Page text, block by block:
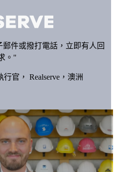
件或撥打電話，立即有人回
。"
行官， Realserve，澳洲